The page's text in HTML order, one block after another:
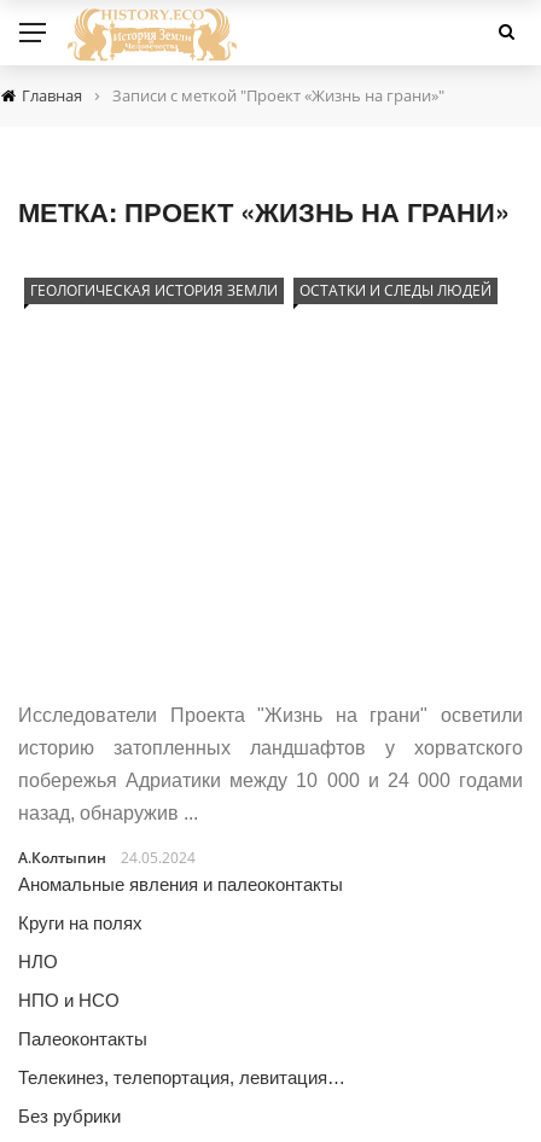
Главная › Записи с меткой "Проект «Жизнь на грани»"
МЕТКА: ПРОЕКТ «ЖИЗНЬ НА ГРАНИ»
ГЕОЛОГИЧЕСКАЯ ИСТОРИЯ ЗЕМЛИ ОСТАТКИ И СЛЕДЫ ЛЮДЕЙ
Исследователи Проекта "Жизнь на грани" осветили
историю затопленных ландшафтов у хорватского
побережья Адриатики между 10 000 и 24 000 годами
назад, обнаружив ...
А.Колтыпин
24.05.2024
Аномальные явления и палеоконтакты
Круги на полях
НЛО
НПО и НСО
Палеоконтакты
Телекинез, телепортация, левитация…
Без рубрики